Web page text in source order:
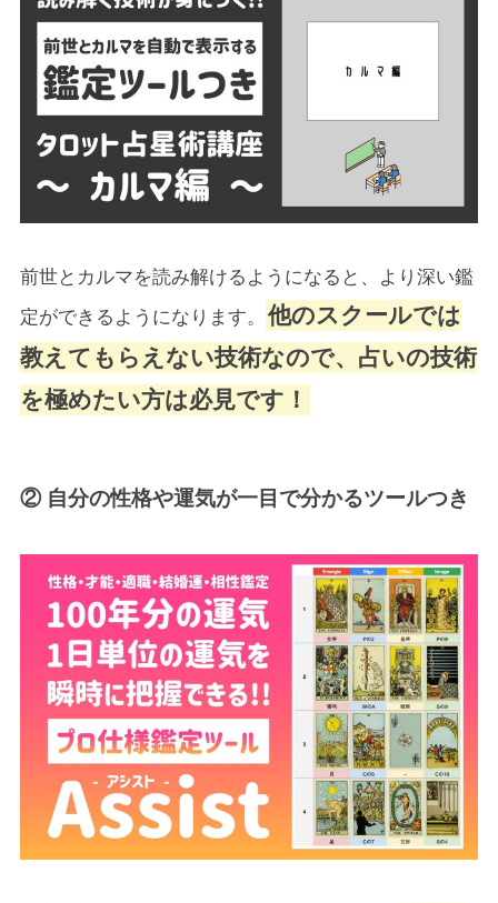
前世とカルマを読み解けるようになると、より深い鑑
定ができるようになります。
他のスクールでは
教えてもらえない技術なので、占いの技術
を極めたい方は必見です！
② 自分の性格や運気が一目で分かるツールつき